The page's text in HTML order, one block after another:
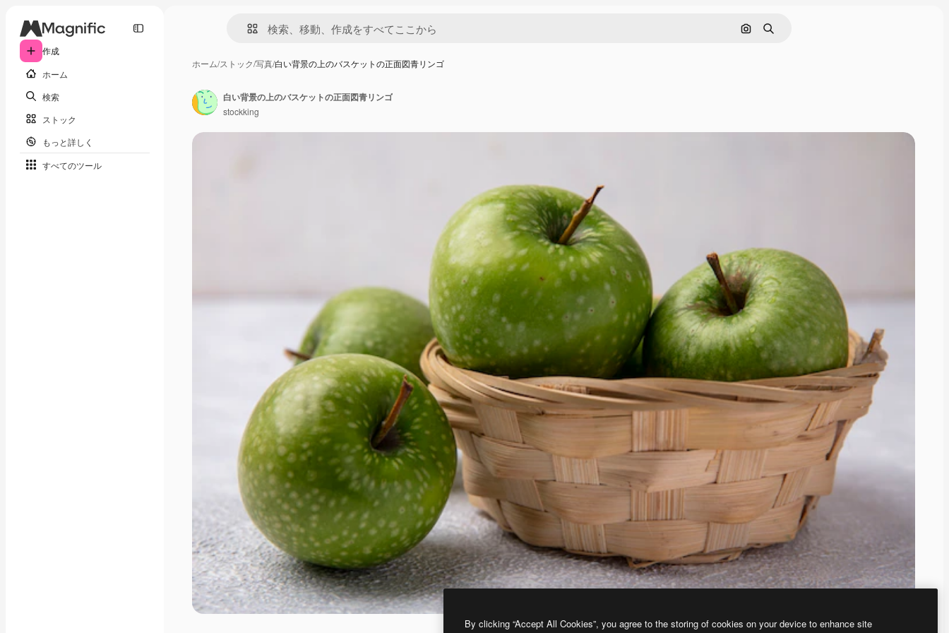
作成
ホーム
検索
ストック
もっと詳しく
すべてのツール
画像で検索
検索
ホーム/ストック/写真/白い背景の上のバスケットの正面図青リンゴ
白い背景の上のバスケットの正面図青リンゴ
stockking
By clicking “Accept All Cookies”, you agree to the storing of cookies on your device to enhance site